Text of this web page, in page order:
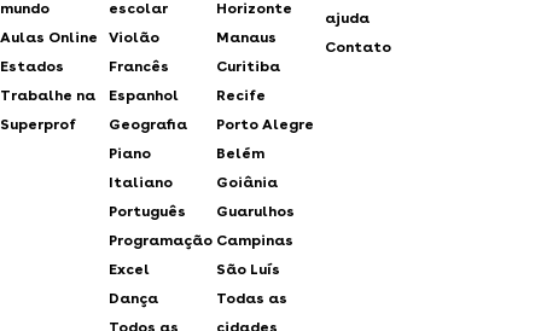
mundo
Aulas Online
Estados
Trabalhe na
Superprof
escolar
Violão
Francês
Espanhol
Geografia
Piano
Italiano
Português
Programação
Excel
Dança
Todos as
Horizonte
Manaus
Curitiba
Recife
Porto Alegre
Belém
Goiânia
Guarulhos
Campinas
São Luís
Todas as
cidades
ajuda
Contato